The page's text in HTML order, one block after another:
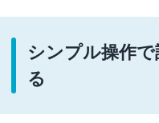
シンプル操作
る